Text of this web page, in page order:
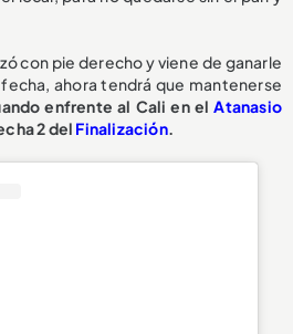
con pie derecho y viene de ganarle
ahora tendrá que mantenerse
enfrente al Cali en elAtanasio
2 del Finalización.